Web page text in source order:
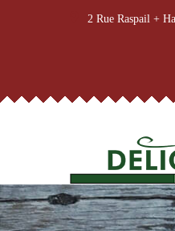
2 Rue Raspail +